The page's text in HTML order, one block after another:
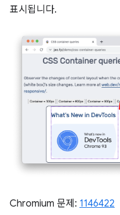
표시됩니다.
Chromium 문제: 1146422